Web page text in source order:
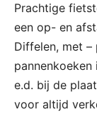
Prachtige
een op- en
Diffelen, met
pannenkoeken
e.d. bij de
voor altijd